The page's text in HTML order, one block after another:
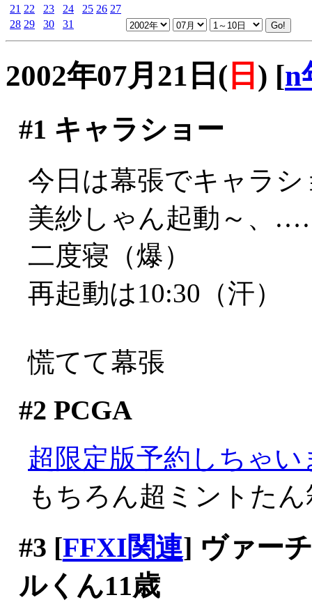
21 22 23 24 25 26 27
28 29 30 31
2002年07月21日( 日 ) [n
#1 キャラショー
今日は幕張でキャラシ
美紗しゃん起動～、
二度寝（爆）
再起動は10:30（汗）
慌てて幕張
#2 PCGA
超限定版予約しちゃ
もちろん超ミントた
#3 [FFXI関連] ヴァー
ルくん11歳